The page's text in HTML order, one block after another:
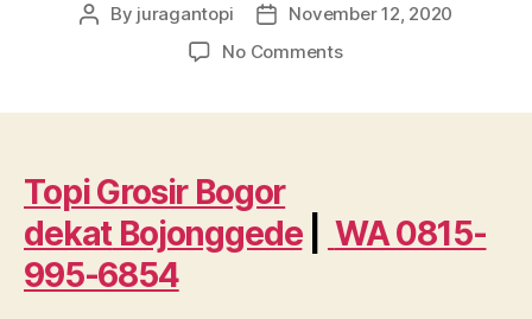
Post
By juragantopi
PostNovember 12, 2020
No Commentson
0815
Topi Grosir Bogor
dekat Bojonggede|
WA 0815-
995-6854